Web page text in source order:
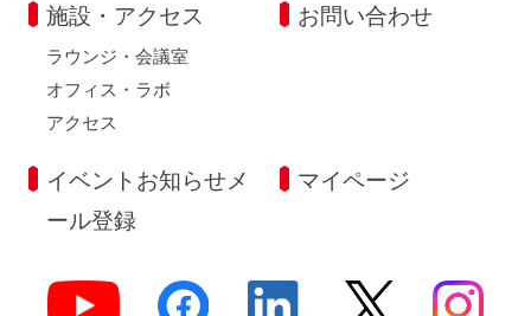
施設・アクセス
ラウンジ・会議室
オフィス・ラボ
アクセス
お問い合わせ
イベントお知らせメ
ール登録
マイページ